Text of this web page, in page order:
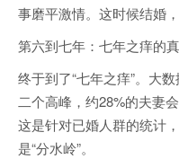
事磨平激情。这时候结婚，
第六到七年：七年之痒的
终于到了“七年之痒”。大
二个高峰，约28%的夫妻
这是针对已婚人群的统计
是“分水岭”。